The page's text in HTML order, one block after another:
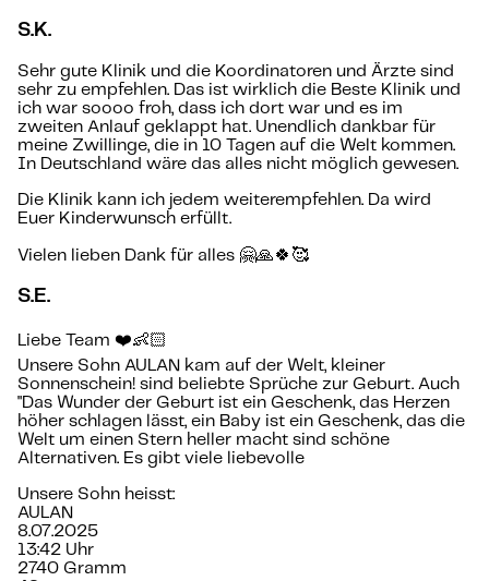
S.K.
Sehr gute Klinik und die Koordinatoren und Ärzte sind
sehr zu empfehlen. Das ist wirklich die Beste Klinik und
ich war soooo froh, dass ich dort war und es im
zweiten Anlauf geklappt hat. Unendlich dankbar für
meine Zwillinge, die in 10 Tagen auf die Welt kommen.
In Deutschland wäre das alles nicht möglich gewesen.
Die Klinik kann ich jedem weiterempfehlen. Da wird
Euer Kinderwunsch erfüllt.
Vielen lieben Dank für alles 🤗🙏🍀🥰
S.E.
Liebe Team ❤️👶🏻
Unsere Sohn AULAN kam auf der Welt, kleiner
Sonnenschein! sind beliebte Sprüche zur Geburt. Auch
"Das Wunder der Geburt ist ein Geschenk, das Herzen
höher schlagen lässt, ein Baby ist ein Geschenk, das die
Welt um einen Stern heller macht sind schöne
Alternativen. Es gibt viele liebevolle
Unsere Sohn heisst:
AULAN
8.07.2025
13:42 Uhr
2740 Gramm